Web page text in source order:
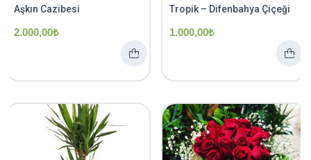
Aşkın Cazibesi
2.000,00₺
Tropik – Difenbahya Çiçeği
1.000,00₺